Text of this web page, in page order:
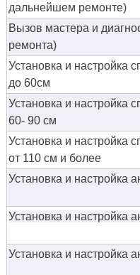
дальнейшем ремонте)
Вызов мастера и
ремонта)
Установка и настройка
до 60см
Установка и настройка
60- 90 см
Установка и настройка
от 110 см и более
Установка и настройка
Установка и настройка
Установка и настройка